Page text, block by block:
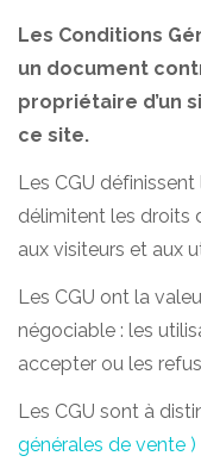
Les Conditions
un document
propriétaire d’un
ce site.
Les CGU
délimitent les droits
aux visiteurs et aux
Les CGU ont la
négociable : les
accepter ou les
Les CGU sont à
générales de vente )